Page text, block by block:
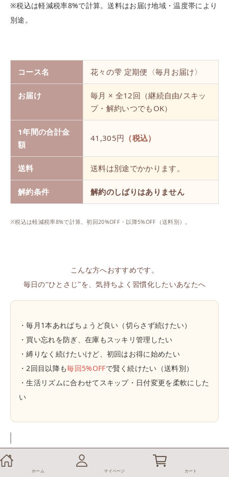
※税込は軽減税率8%で計算。送料はお届け地域・温度帯により
別途。
コース名 花々の雫 定期便〈毎月お届け〉
お届け
毎月 × 全12回（継続自由/スキッ
プ・解約いつでもOK）
1年間の合計金
額
41,305円 （税込）
送料 送料は別途でかかります。
解約条件 解約のしばりはありません
※税込は軽減税率8%で計算。初回20%OFF・以降5%OFF（送料別）。
こんな方へおすすめです。
毎日の“ひとさじ”を、気持ちよく習慣化したいあなたへ
・毎月1本あればちょうど良い（切らさず続けたい）
・買い忘れを防ぎ、在庫もスッキリ管理したい
・縛りなく続けたいけど、初回はお得に始めたい
・2回目以降も毎回5%OFFで賢く続けたい（送料別）
・生活リズムに合わせてスキップ・日付変更を柔軟にした
い
うれしい特典
ホーム マイページ カート